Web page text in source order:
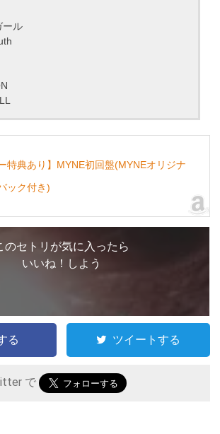
ール
特典あり】MYNE初回盤(MYNEオリジナ
ック付き)
のセトリが気に入ったら
いいね！しよう
る ツイートする
で